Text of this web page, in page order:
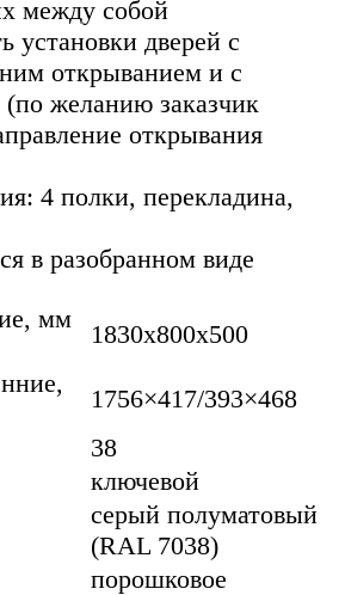
между собой
установки дверей с
открыванием и с
желанию заказчик
открывания
4 полки, перекладина,
в разобранном виде
мм
1830x800x500
1756×417/393×468
38
ключевой
cерый полуматовый
(RAL 7038)
порошковое